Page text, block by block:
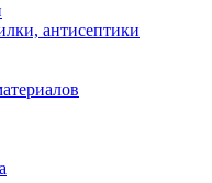
антисептики